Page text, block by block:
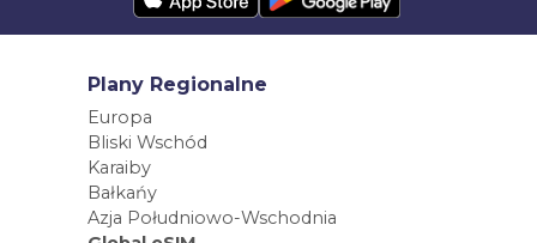
Plany Regionalne
Europa
Bliski Wschód
Karaiby
Bałkańy
Azja Południowo-Wschodnia